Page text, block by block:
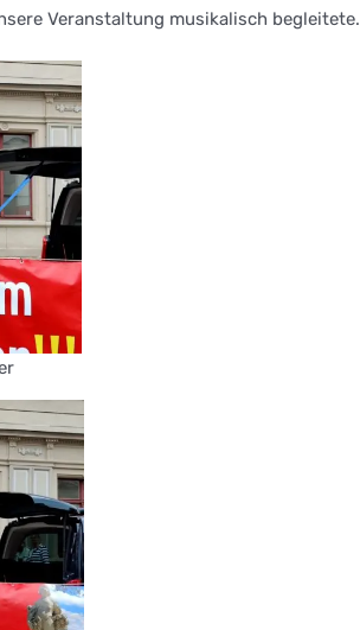
Veranstaltung musikalisch begleitete.